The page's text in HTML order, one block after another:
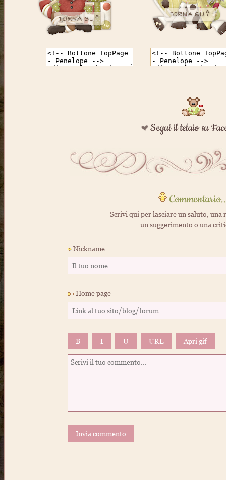
Segui il telaio su
Scrivi qui per lasciare un saluto, una
un suggerimento o una
Nickname
Home page
B I U URL
Invia commento